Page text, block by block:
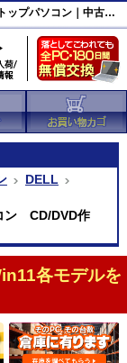
DELL Windows11 CD/DVD作成・書込｜中古デスクトップパソコン｜中古パソコン直販
DELL
ン CD/DVD作
各モデルを